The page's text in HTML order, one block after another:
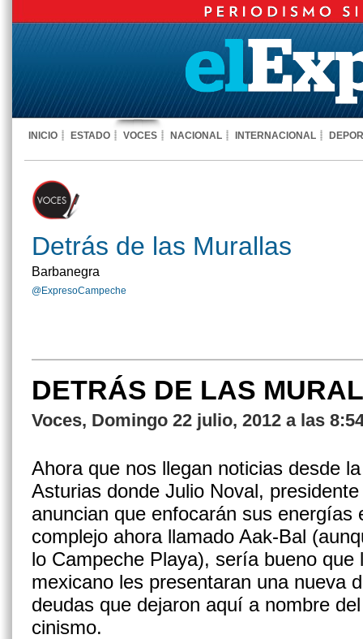
INICIO ESTADO VOCES NACIONAL INTERNACIONAL
Detrás de las Murallas
Barbanegra
@ExpresoCampeche
DETRÁS DE LAS
Voces, Domingo 22 julio, 2012 a las
Ahora que nos llegan noticias desde
Asturias donde Julio Noval,
anuncian que enfocarán sus energías
complejo ahora llamado Aak-Bal
lo Campeche Playa), sería bueno que
mexicano les presentaran una nueva
deudas que dejaron aquí a nombre
cinismo.